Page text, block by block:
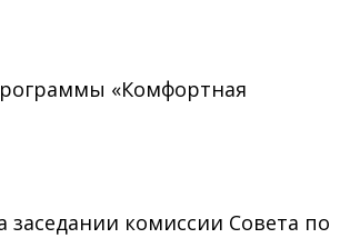
«Комфортная
комиссии Совета по